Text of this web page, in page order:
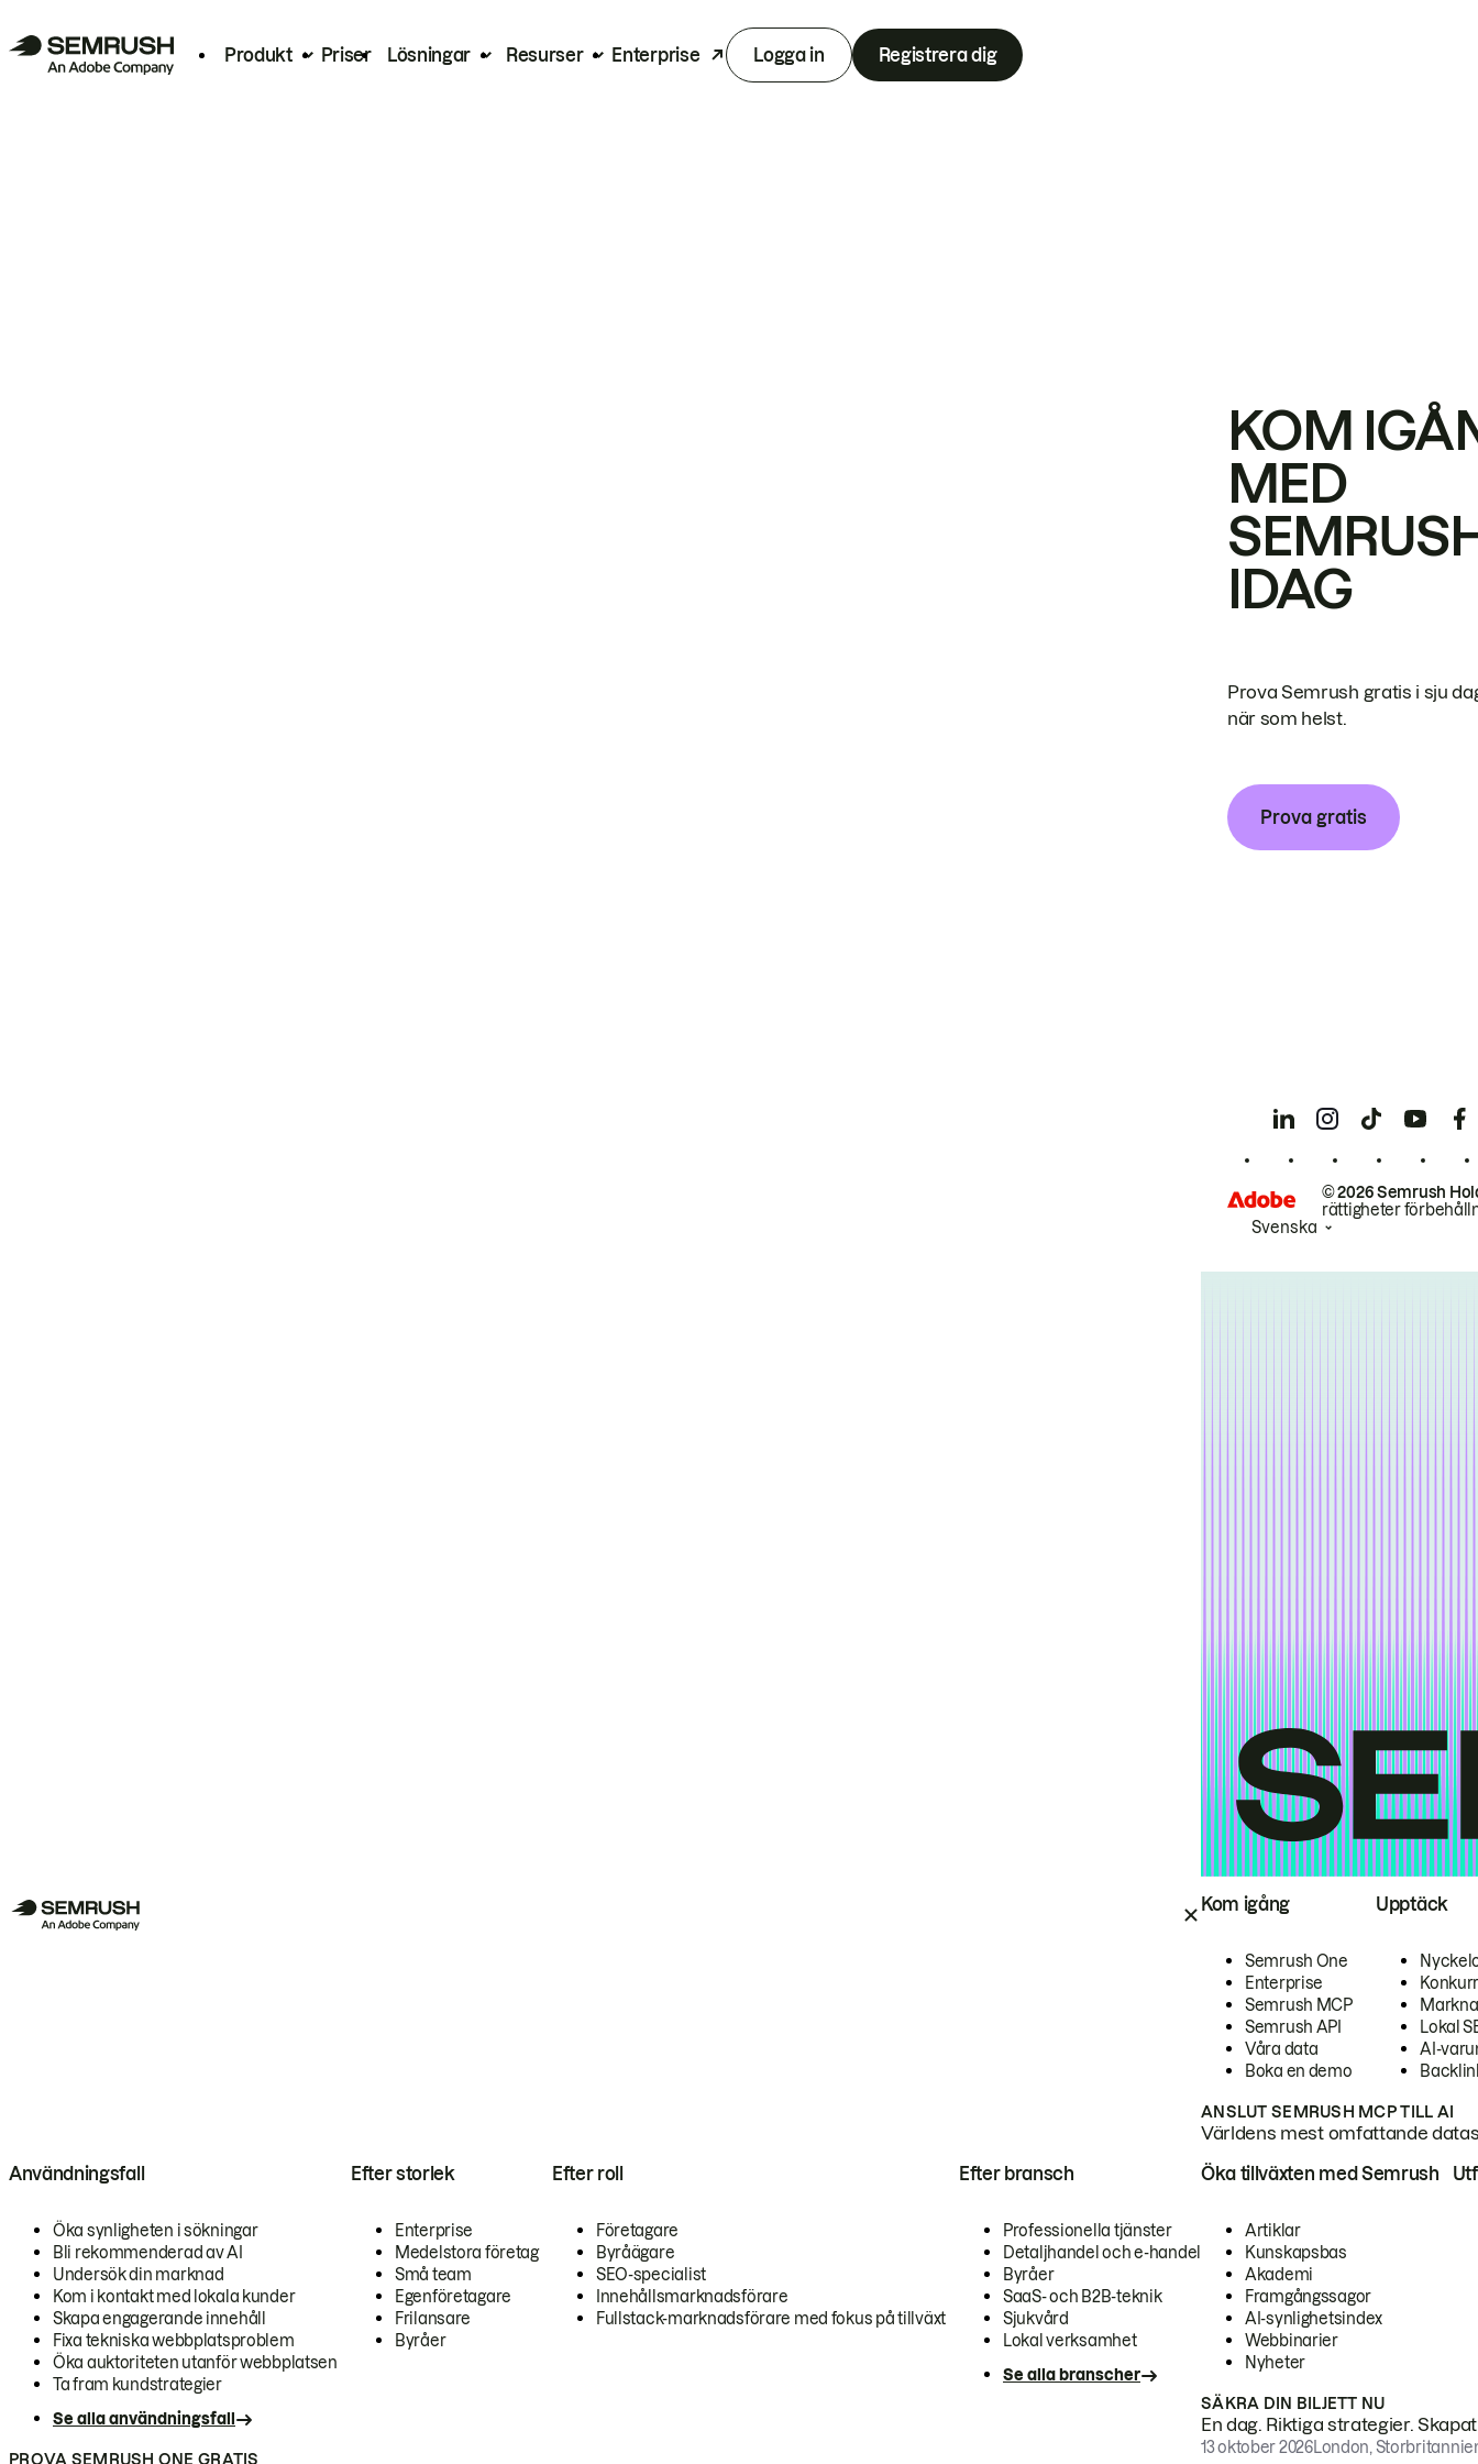
Produkt Priser Lösningar Resurser Enterprise Logga in Registrera dig
Kom igång
Semrush One
Enterprise
Semrush MCP
Semrush API
Våra data
Boka en demo
Upptäck
Lokal
AI-
ANSLUT SEMRUSH MCP TILL AI
Världens mest omfattande
Användningsfall
Öka synligheten i sökningar
Bli rekommenderad av AI
Undersök din marknad
Kom i kontakt med lokala kunder
Skapa engagerande innehåll
Fixa tekniska webbplatsproblem
Öka auktoriteten utanför webbplatsen
Ta fram kundstrategier
Se alla användningsfall
Efter storlek
Enterprise
Medelstora företag
Små team
Egenföretagare
Frilansare
Byråer
Efter roll
Företagare
Byråägare
SEO-specialist
Innehållsmarknadsförare
Fullstack-marknadsförare med fokus på tillväxt
Efter bransch
Professionella tjänster
Detaljhandel och e-handel
Byråer
SaaS- och B2B-teknik
Sjukvård
Lokal verksamhet
Se alla branscher
PROVA SEMRUSH ONE GRATIS
Öka tillväxten med Semrush
Artiklar
Kunskapsbas
Akademi
Framgångssagor
AI-synlighetsindex
Webbinarier
Nyheter
SÄKRA DIN BILJETT NU
En dag. Riktiga strategier.
13 oktober 2026London,
KOM
MED
IDAG
Prova Semrush gratis i sju
när som helst.
Prova gratis
© 2026 Semrush
rättigheter
Svenska